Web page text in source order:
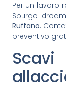
Per un lavoro
Spurgo
Ruffano.
preventivo